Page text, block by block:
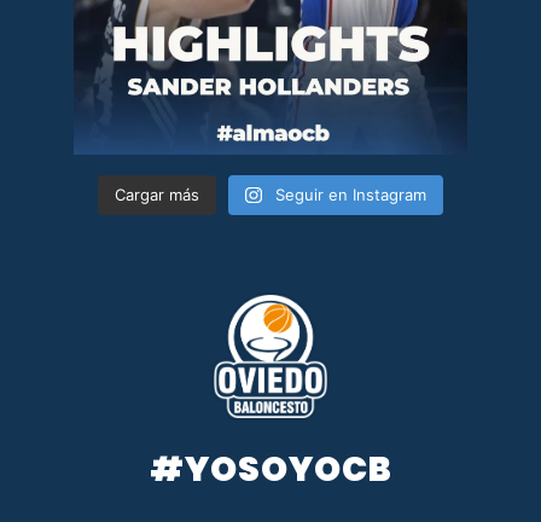
Cargar más Seguir en Instagram
#YOSOYOCB